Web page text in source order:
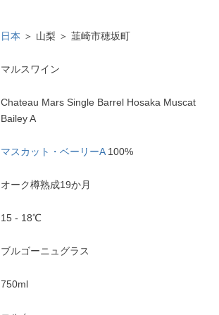
日本 ＞ 山梨 ＞ 韮崎市穂坂町
マルスワイン
Chateau Mars Single Barrel Hosaka Muscat
Bailey A
マスカット・ベーリーA100%
オーク樽熟成19か月
15 - 18℃
ブルゴーニュグラス
750ml